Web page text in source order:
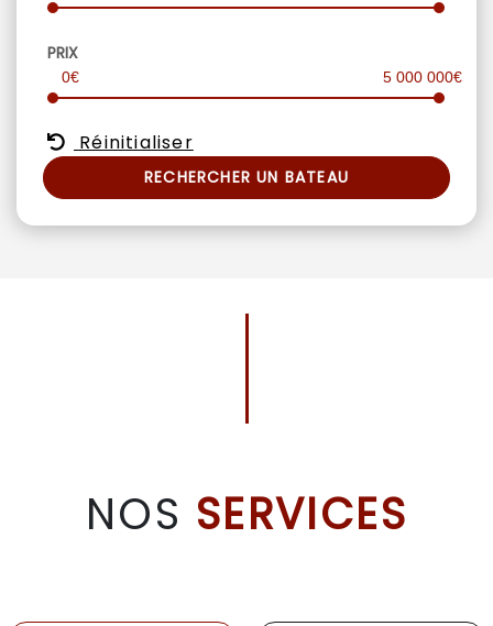
PRIX
0€ 5 000 000€
Réinitialiser
RECHERCHER UN BATEAU
NOS SERVICES